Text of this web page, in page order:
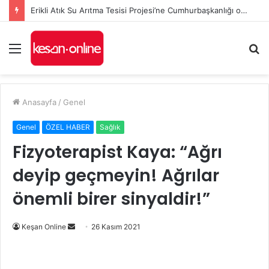
Erikli Atık Su Arıtma Tesisi Projesi’ne Cumhurbaşkanlığı onayı
Menü
...
Anasayfa / Genel
Genel ÖZEL HABER Sağlık
Fizyoterapist Kaya: “Ağrı
deyip geçmeyin! Ağrılar
önemli birer sinyaldir!”
Keşan Online
Bir
26 Kasım 2021